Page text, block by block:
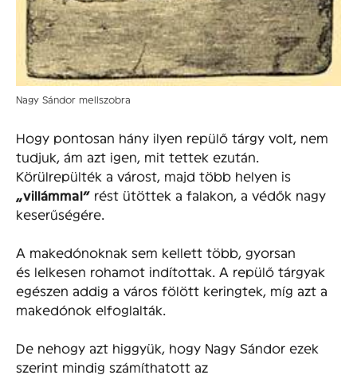
Nagy Sándor mellszobra
Hogy pontosan hány ilyen repülő tárgy volt, nem
tudjuk, ám azt igen, mit tettek ezután.
Körülrepülték a várost, majd több helyen is
„villámmal” rést ütöttek a falakon, a védők nagy
keserűségére.
A makedónoknak sem kellett több, gyorsan
és lelkesen rohamot indítottak. A repülő tárgyak
egészen addig a város fölött keringtek, míg azt a
makedónok elfoglalták.
De nehogy azt higgyük, hogy Nagy Sándor ezek
szerint mindig számíthatott az